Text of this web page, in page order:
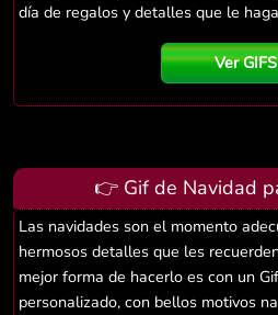
día de regalos y detalles que le
Ver GIFS
👉 Gif de Navidad
Las navidades son el momento
hermosos detalles que les
mejor forma de hacerlo es con un
personalizado, con bellos motivos